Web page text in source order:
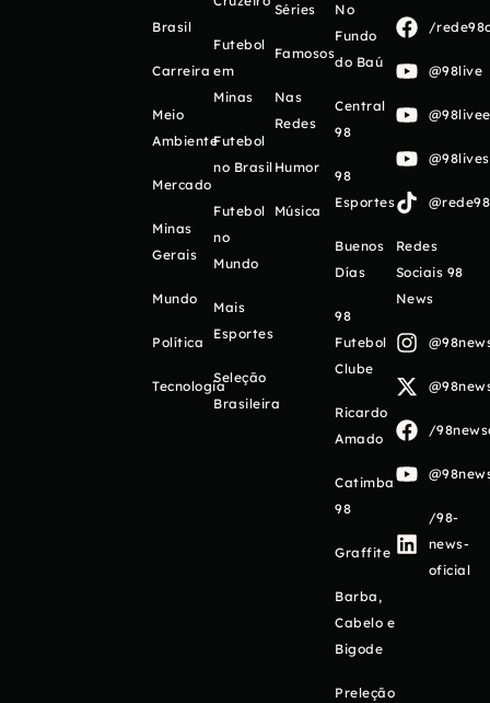
Brasil
Carreira
Meio
Ambiente
Mercado
Minas
Gerais
Mundo
Política
Tecnologia
Futebol
em
Minas
Futebol
no Brasil
Futebol
no
Mundo
Mais
Esportes
Seleção
Brasileira
Séries
Famosos
Nas
Redes
Humor
Música
No
Fundo
do Baú
Central
98
98
Esportes
Buenos
Días
98
Futebol
Clube
Ricardo
Amado
Catimba
98
Graffite
Barba,
Cabelo e
Bigode
Preleção
/
@98live
Redes
Sociais 98
News
/
/98-
news-
oficial